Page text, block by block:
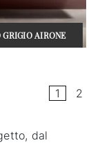
AIRONE
1 2
dal